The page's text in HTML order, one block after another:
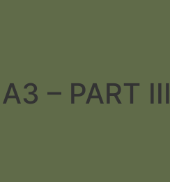
– PART III